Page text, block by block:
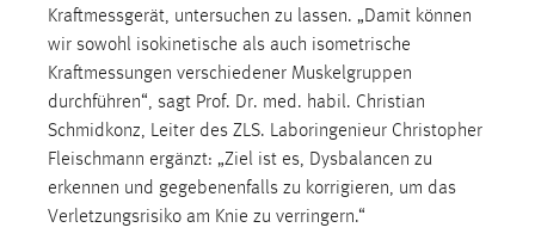
Kraftmessgerät, untersuchen zu lassen. „Damit können
wir sowohl isokinetische als auch isometrische
Kraftmessungen verschiedener Muskelgruppen
durchführen“, sagt Prof. Dr. med. habil. Christian
Schmidkonz, Leiter des ZLS. Laboringenieur Christopher
Fleischmann ergänzt: „Ziel ist es, Dysbalancen zu
erkennen und gegebenenfalls zu korrigieren, um das
Verletzungsrisiko am Knie zu verringern.“